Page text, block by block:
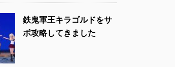
鉄鬼軍王キラゴルドをサ
ポ攻略してきました